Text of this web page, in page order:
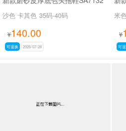
沙色 卡其色 35码-40码
¥140.00
可退换 2026-07-28
米
¥
可